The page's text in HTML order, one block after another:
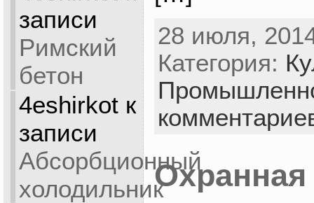
записи
Римский
бетон
4eshirkotк
записи
Абсорбционный
холодильник
28 июля,
Категория:
Охранная